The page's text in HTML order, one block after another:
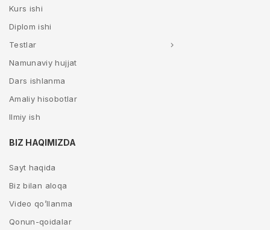
Kurs ishi
Diplom ishi
Testlar
Namunaviy hujjat
Dars ishlanma
Amaliy hisobotlar
Ilmiy ish
BIZ HAQIMIZDA
Sayt haqida
Biz bilan aloqa
Video qo’llanma
Qonun-qoidalar